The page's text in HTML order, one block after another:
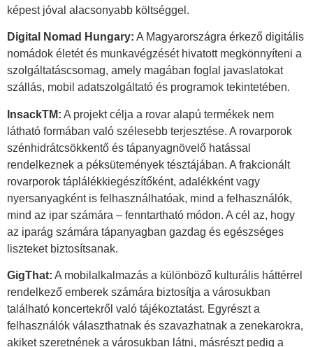
képest jóval alacsonyabb költséggel.
Digital Nomad Hungary: A Magyarországra érkező digitális
nomádok életét és munkavégzését hivatott megkönnyíteni a
szolgáltatáscsomag, amely magában foglal javaslatokat
szállás, mobil adatszolgáltató és programok tekintetében.
InsackTM: A projekt célja a rovar alapú termékek nem
látható formában való szélesebb terjesztése. A rovarporok
szénhidrátcsökkentő és tápanyagnövelő hatással
rendelkeznek a péksütemények tésztájában. A frakcionált
rovarporok táplálékkiegészítőként, adalékként vagy
nyersanyagként is felhasználhatóak, mind a felhasználók,
mind az ipar számára – fenntartható módon. A cél az, hogy
az iparág számára tápanyagban gazdag és egészséges
liszteket biztosítsanak.
GigThat: A mobilalkalmazás a különböző kulturális háttérrel
rendelkező emberek számára biztosítja a városukban
található koncertekről való tájékoztatást. Egyrészt a
felhasználók választhatnak és szavazhatnak a zenekarokra,
akiket szeretnének a városukban látni, másrészt pedig a